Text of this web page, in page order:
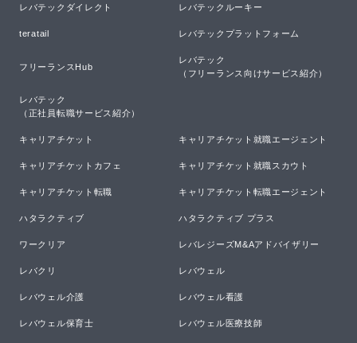
レバテックダイレクト レバテックルーキー
teratail レバテックプラットフォーム
フリーランスHub
レバテック
（フリーランス向けサービス紹介）
レバテック
（正社員転職サービス紹介）
キャリアチケット キャリアチケット就職エージェント
キャリアチケットカフェ キャリアチケット就職スカウト
キャリアチケット転職 キャリアチケット転職エージェント
ハタラクティブ ハタラクティブ プラス
ワークリア レバレジーズM&Aアドバイザリー
レバクリ レバウェル
レバウェル介護 レバウェル看護
レバウェル保育士 レバウェル医療技師